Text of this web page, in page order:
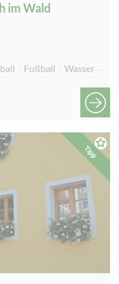
im Wald
Fußball Wassersport
Tipp